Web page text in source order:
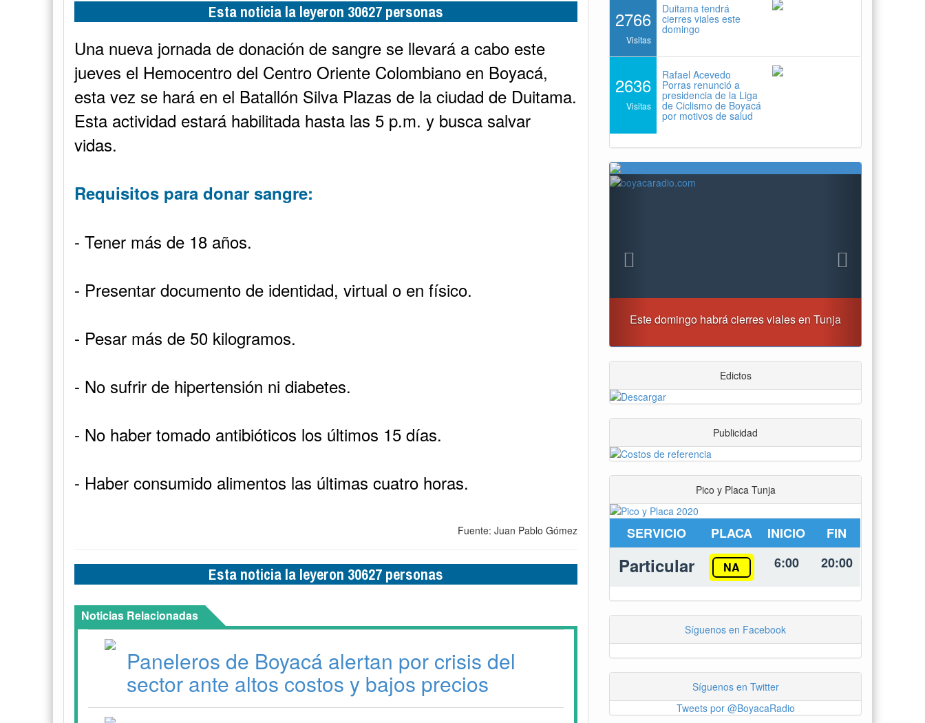
Esta noticia la leyeron 30627 personas
Una nueva jornada de donación de sangre se llevará a cabo este
jueves el Hemocentro del Centro Oriente Colombiano en Boyacá,
esta vez se hará en el Batallón Silva Plazas de la ciudad de Duitama.
Esta actividad estará habilitada hasta las 5 p.m. y busca salvar
vidas.
Requisitos para donar sangre:
- Tener más de 18 años.
- Presentar documento de identidad, virtual o en físico.
- Pesar más de 50 kilogramos.
- No sufrir de hipertensión ni diabetes.
- No haber tomado antibióticos los últimos 15 días.
- Haber consumido alimentos las últimas cuatro horas.
Fuente: Juan Pablo Gómez
Esta noticia la leyeron 30627 personas
Noticias Relacionadas
Paneleros de Boyacá alertan por crisis del
sector ante altos costos y bajos precios
2766
Visitas
Duitama tendrá
cierres viales este
domingo
2636
Visitas
Rafael Acevedo
Porras renunció a
presidencia de la Liga
de Ciclismo de Boyacá
por motivos de salud
Tunja albergará el Simposio Regional en Asfixia
Previous
Edictos
Publicidad
Pico y Placa Tunja
SERVICIO PLACA INICIO FIN
Particular NA 6:00 20:00
Síguenos en Facebook
Síguenos en Twitter
Tweets por @BoyacaRadio